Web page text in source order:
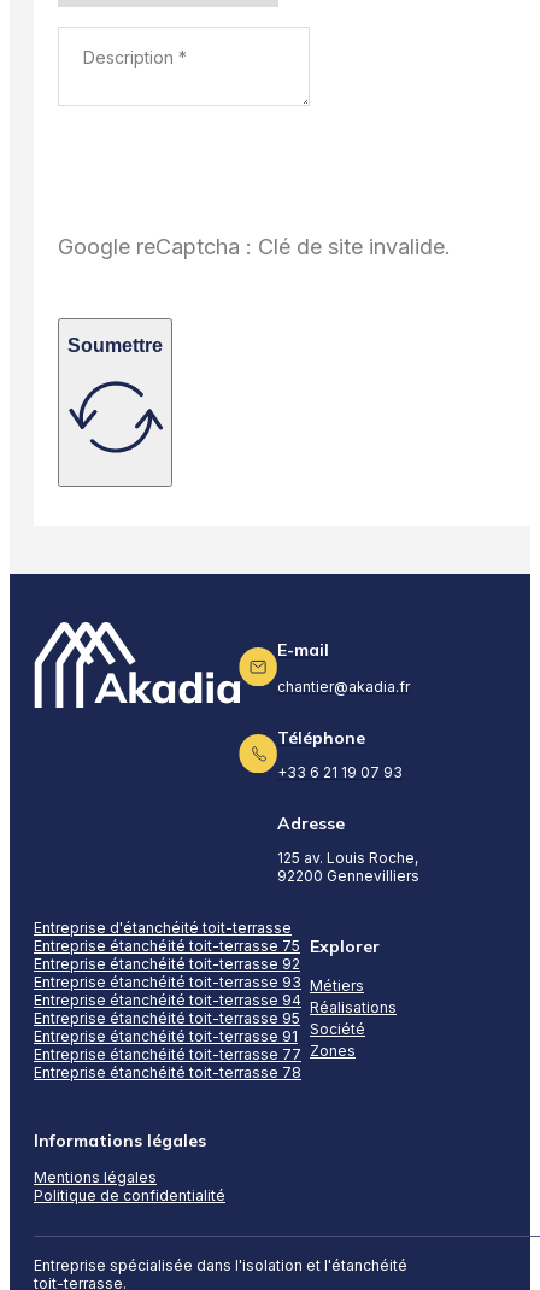
Google reCaptcha : Clé de site invalide.
Soumettre
E-mail
chantier@akadia.fr
Téléphone
+33 6 21 19 07 93
Adresse
125 av. Louis Roche,
92200 Gennevilliers
Entreprise spécialisée dans l'isolation et l'étanchéité
toit-terrasse.
Entreprise d'étanchéité toit-terrasse
Entreprise étanchéité toit-terrasse 75
Entreprise étanchéité toit-terrasse 92
Entreprise étanchéité toit-terrasse 93
Entreprise étanchéité toit-terrasse 94
Entreprise étanchéité toit-terrasse 95
Entreprise étanchéité toit-terrasse 91
Entreprise étanchéité toit-terrasse 77
Entreprise étanchéité toit-terrasse 78
Explorer
Métiers
Réalisations
Société
Zones
Informations légales
Mentions légales
Politique de confidentialité